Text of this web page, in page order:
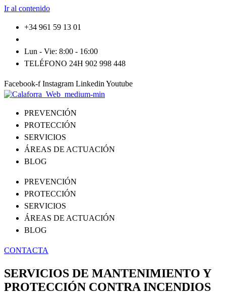
Ir al contenido
+34 961 59 13 01
Lun - Vie: 8:00 - 16:00
TELÉFONO 24H 902 998 448
Facebook-f Instagram Linkedin Youtube
PREVENCIÓN
PROTECCIÓN
SERVICIOS
ÁREAS DE ACTUACIÓN
BLOG
PREVENCIÓN
PROTECCIÓN
SERVICIOS
ÁREAS DE ACTUACIÓN
BLOG
CONTACTA
SERVICIOS DE MANTENIMIENTO Y
PROTECCIÓN CONTRA INCENDIOS